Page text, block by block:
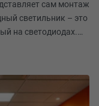
сам монтаж
светильник – это
на светодиодах.